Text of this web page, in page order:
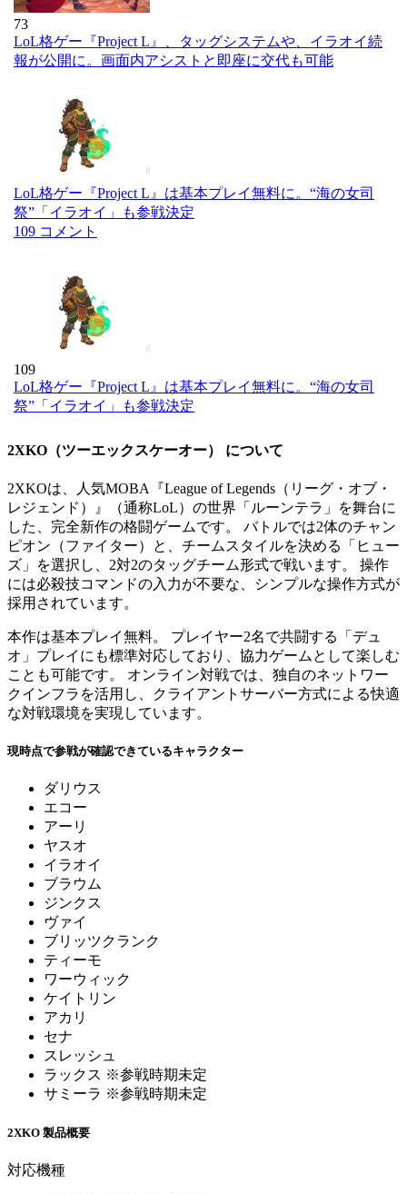
73
LoL格ゲー『Project L』、タッグシステムや、イラオイ続
報が公開に。画面内アシストと即座に交代も可能
LoL格ゲー『Project L』は基本プレイ無料に。“海の女司
祭”「イラオイ」も参戦決定
109 コメント
109
LoL格ゲー『Project L』は基本プレイ無料に。“海の女司
祭”「イラオイ」も参戦決定
2XKO（ツーエックスケーオー） について
2XKOは、人気MOBA『League of Legends（リーグ・オブ・
レジェンド）』（通称LoL）の世界「ルーンテラ」を舞台に
した、完全新作の格闘ゲームです。 バトルでは2体のチャン
ピオン（ファイター）と、チームスタイルを決める「ヒュー
ズ」を選択し、2対2のタッグチーム形式で戦います。 操作
には必殺技コマンドの入力が不要な、シンプルな操作方式が
採用されています。
本作は基本プレイ無料。 プレイヤー2名で共闘する「デュ
オ」プレイにも標準対応しており、協力ゲームとして楽しむ
ことも可能です。 オンライン対戦では、独自のネットワー
クインフラを活用し、クライアントサーバー方式による快適
な対戦環境を実現しています。
現時点で参戦が確認できているキャラクター
ダリウス
エコー
アーリ
ヤスオ
イラオイ
ブラウム
ジンクス
ヴァイ
ブリッツクランク
ティーモ
ワーウィック
ケイトリン
アカリ
セナ
スレッシュ
ラックス ※参戦時期未定
サミーラ ※参戦時期未定
2XKO 製品概要
対応機種